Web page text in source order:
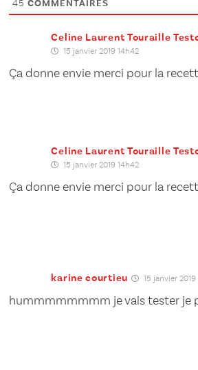
45 COMMENTAIRES
Celine Laurent Touraille
15 janvier 2019 14h42
Ça donne envie merci pour la
Celine Laurent Touraille
15 janvier 2019 14h42
Ça donne envie merci pour la
karine courtieu 15 janvier 2019
hummmmmmmm je vais tester je